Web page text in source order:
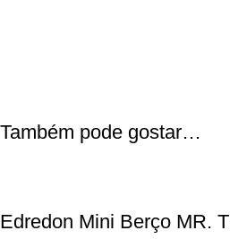
Também pode gostar…
Edredon Mini Berço MR.